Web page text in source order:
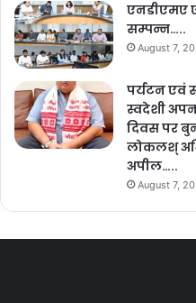
एनडीएमए
सम्पन्न…..
August 7,
पर्यटन एवं
स्वदेशी
दिवस पर
लोकलश्
अपील…..
August 7,